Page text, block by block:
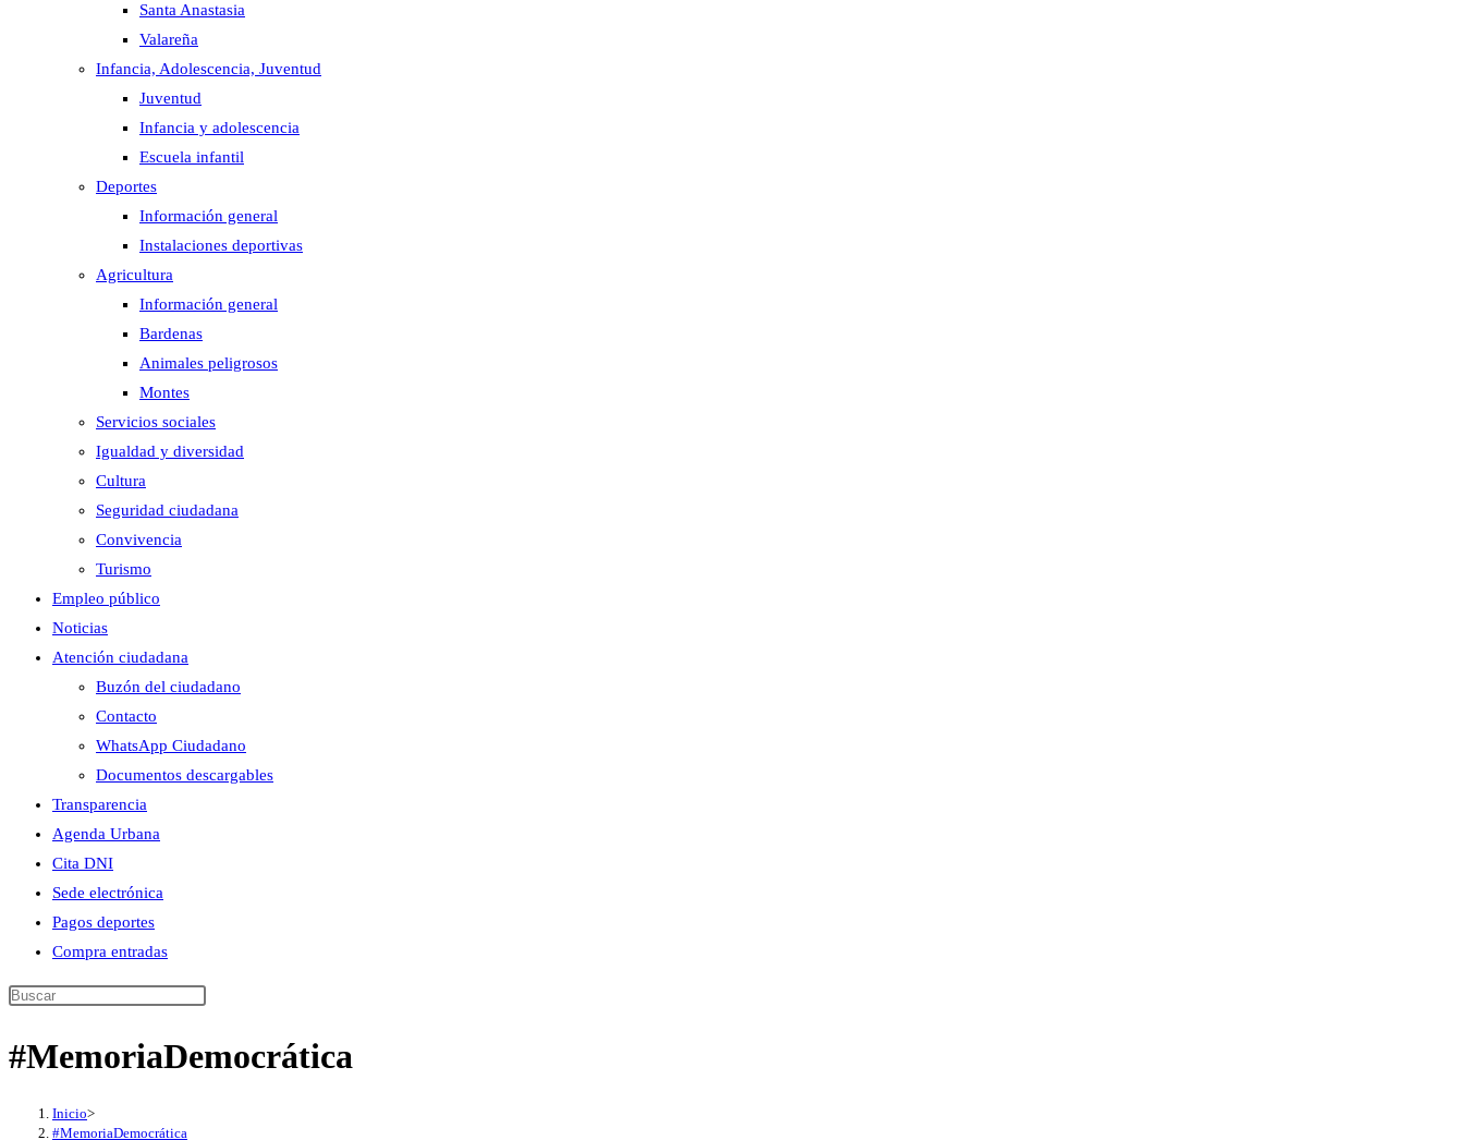
Santa Anastasia
Valareña
Infancia, Adolescencia, Juventud
Juventud
Infancia y adolescencia
Escuela infantil
Deportes
Información general
Instalaciones deportivas
Agricultura
Información general
Bardenas
Animales peligrosos
Montes
Servicios sociales
Igualdad y diversidad
Cultura
Seguridad ciudadana
Convivencia
Turismo
Empleo público
Noticias
Atención ciudadana
Buzón del ciudadano
Contacto
WhatsApp Ciudadano
Documentos descargables
Transparencia
Agenda Urbana
Cita DNI
Sede electrónica
Pagos deportes
Compra entradas
Buscar
esta
#MemoriaDemocrática
Inicio>
#MemoriaDemocrática